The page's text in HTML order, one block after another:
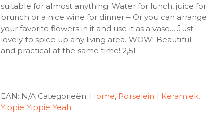
suitable for almost anything. Water for lunch, juice for
brunch or a nice wine for dinner – Or you can arrange
your favorite flowers in it and use it as a vase… Just
lovely to spice up any living area. WOW! Beautiful
and practical at the same time! 2,5L
EAN: N/A Categorieën: Home, Porselein | Keramiek,
Yippie Yippie Yeah